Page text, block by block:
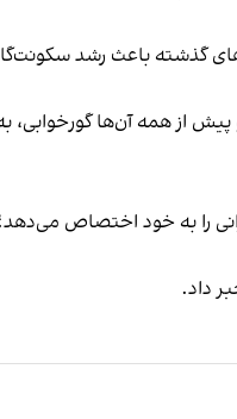
گذشته باعث رشد
از همه آن‌ها گورخوابی، به
مسکن در ایران ۳۵ تا ۵۰ درصد هزینه‌های یک خانوار